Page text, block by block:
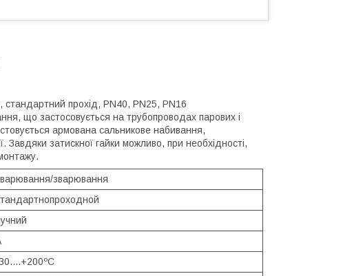
прохід, PN40, PN25, PN16
що застосовується на трубопроводах парових і
армована сальникове набивання,
Завдяки затискної гайки можливо, при необхідності,
зварювання